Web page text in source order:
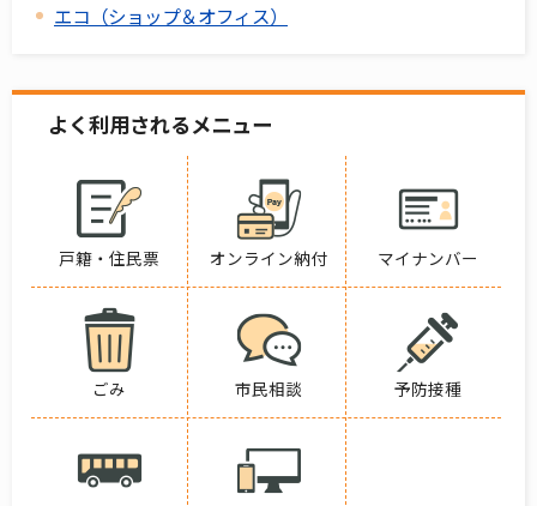
エコ（ショップ＆オフィス）
よく利用されるメニュー
戸籍・住民票 オンライン納付 マイナンバー
ごみ 市民相談 予防接種